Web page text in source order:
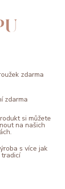
zdarma
zdarma
si můžete
na našich
s více jak